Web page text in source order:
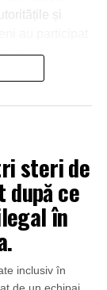
și
tehnică
incendiului.
steri de
după ce
în
inclusiv în